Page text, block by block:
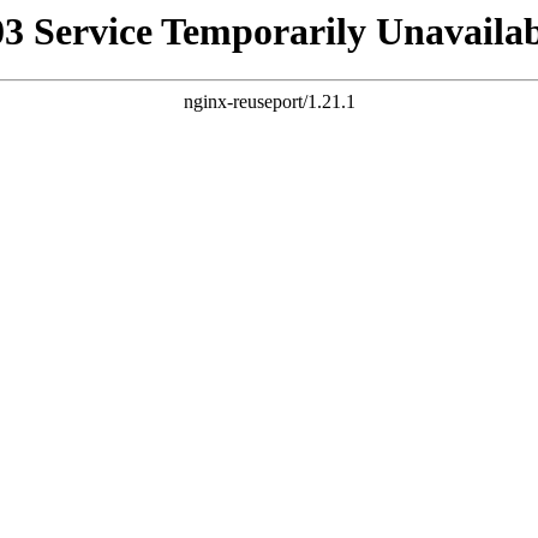
Service Temporarily
nginx-reuseport/1.21.1